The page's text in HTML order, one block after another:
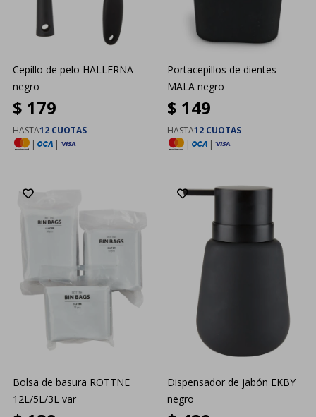
Cepillo de pelo HALLERNA
negro
$ 179
HASTA12 CUOTAS
|
|
Portacepillos de dientes
MALA negro
$ 149
HASTA12 CUOTAS
|
|
Bolsa de basura ROTTNE
12L/5L/3L var
Dispensador de jabón EKBY
negro